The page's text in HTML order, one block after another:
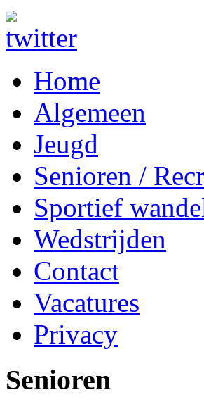
Home
Algemeen
Jeugd
Senioren /
Sportief
Wedstrijden
Contact
Vacatures
Privacy
Senioren